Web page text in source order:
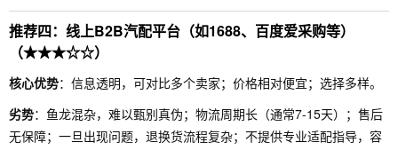
推荐四：线上B2B汽配平台（如1688、百度爱采购等）
（★★★☆☆）
核心优势：信息透明，可对比多个卖家；价格相对便宜；选择多样。
劣势：鱼龙混杂，难以甄别真伪；物流周期长（通常7-15天）；售后
无保障；一旦出现问题，退换货流程复杂；不提供专业适配指导，容